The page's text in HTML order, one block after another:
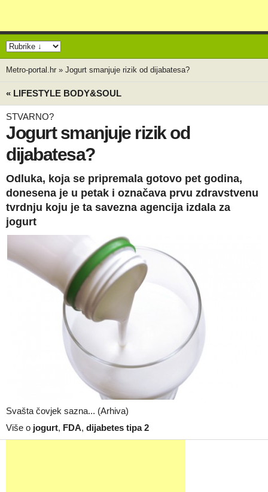
Metro-portal.hr » Jogurt smanjuje rizik od dijabatesa?
« LIFESTYLE BODY&SOUL
STVARNO?
Jogurt smanjuje rizik od
dijabatesa?
Odluka, koja se pripremala gotovo pet godina,
donesena je u petak i označava prvu zdravstvenu
tvrdnju koju je ta savezna agencija izdala za
jogurt
Svašta čovjek sazna... (Arhiva)
Više o jogurt, FDA, dijabetes tipa 2